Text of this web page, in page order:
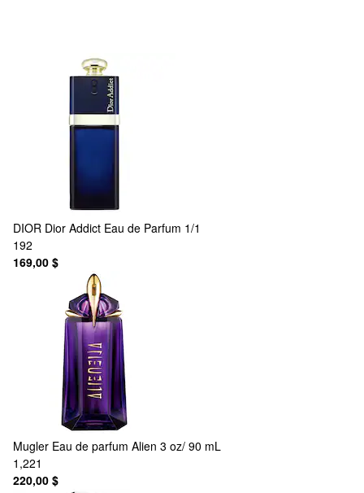
DIOR Dior Addict Eau de Parfum 1/1
192
169,00 $
Mugler Eau de parfum Alien 3 oz/ 90 mL
1,221
220,00 $